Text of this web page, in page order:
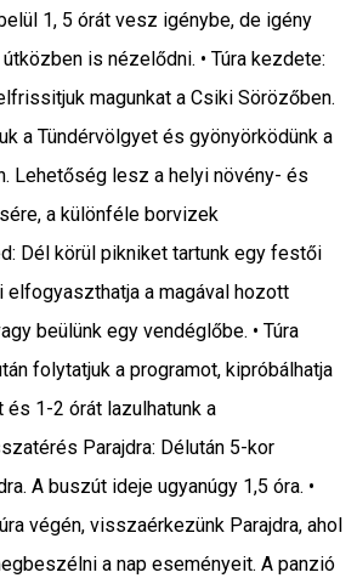
1, 5 órát vesz igénybe, de igény
is nézelődni. • Túra kezdete:
magunkat a Csiki Sörözőben.
a Tündérvölgyet és gyönyörködünk a
Lehetőség lesz a helyi növény- és
a különféle borvizek
Dél körül pikniket tartunk egy festői
elfogyaszthatja a magával hozott
beülünk egy vendéglőbe. • Túra
folytatjuk a programot, kipróbálhatja
és 1-2 órát lazulhatunk a
Parajdra: Délután 5-kor
A buszút ideje ugyanúgy 1,5 óra. •
végén, visszaérkezünk Parajdra, ahol
a nap eseményeit. A panzió